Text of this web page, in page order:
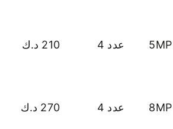
5MP عدد 4 210 د.ك
8MP عدد 4 270 د.ك